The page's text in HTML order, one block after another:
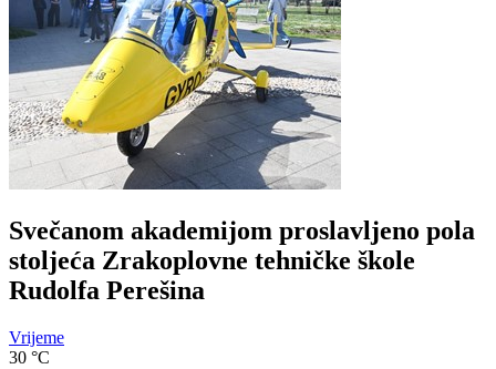
Svečanom akademijom proslavljeno pola
stoljeća Zrakoplovne tehničke škole
Rudolfa Perešina
Vrijeme
30 °C